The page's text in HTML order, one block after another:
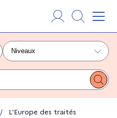
Niveaux
/ L'Europe des traités